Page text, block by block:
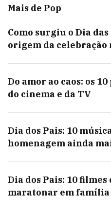
Mais de Pop
Como surgiu o Dia das
origem da celebração
Do amor ao caos: os
do cinema e da TV
Dia dos Pais: 10
homenagem ainda
Dia dos Pais: 10 filmes
maratonar em família